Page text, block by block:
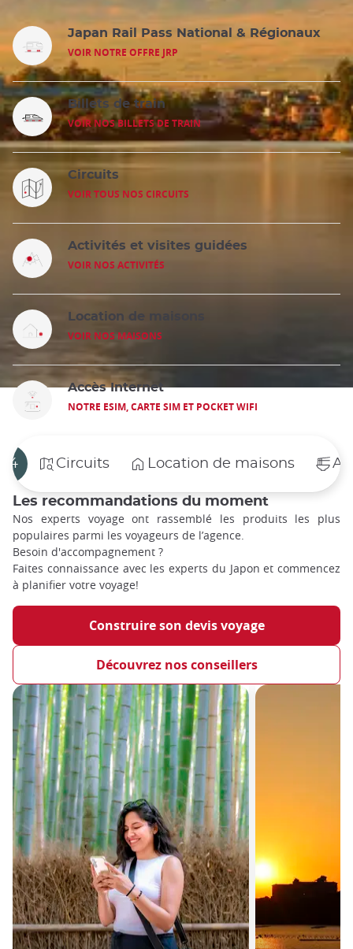
Japan Rail Pass National & Régionaux
VOIR NOTRE OFFRE JRP
Billets de train
VOIR NOS BILLETS DE TRAIN
Circuits
VOIR TOUS NOS CIRCUITS
Activités et visites guidées
VOIR NOS ACTIVITÉS
Location de maisons
VOIR NOS MAISONS
Accès Internet
NOTRE ESIM, CARTE SIM ET POCKET WIFI
4 Circuits Location de maisons
Les recommandations du moment
Nos experts voyage ont rassemblé les produits les plus
populaires parmi les voyageurs de l’agence.
Besoin d'accompagnement ?
Faites connaissance avec les experts du Japon et commencez
à planifier votre voyage!
Construire son devis voyage
Découvrez nos conseillers